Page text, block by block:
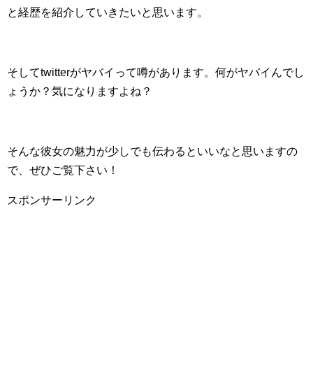
と経歴を紹介していきたいと思います。
そしてtwitterがヤバイって噂があります。何がヤバイんでし
ょうか？気になりますよね？
そんな彼女の魅力が少しでも伝わるといいなと思いますの
で、ぜひご覧下さい！
スポンサーリンク